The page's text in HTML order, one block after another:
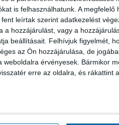
is felhasználhatunk. A megfelelő
leírtak szerint adatkezelést
hozzájárulást, vagy a
beállításait. Felhívjuk figyelmét,
az Ön hozzájárulása, de
érvényesek. Bármikor
erre az oldalra, és rákattint
egység is megtalálható
szemben egy
„hagyományosak”.
helyiségeinek felszerelésére
funkciókhoz kapcsolódó
uniós forrásból valósult